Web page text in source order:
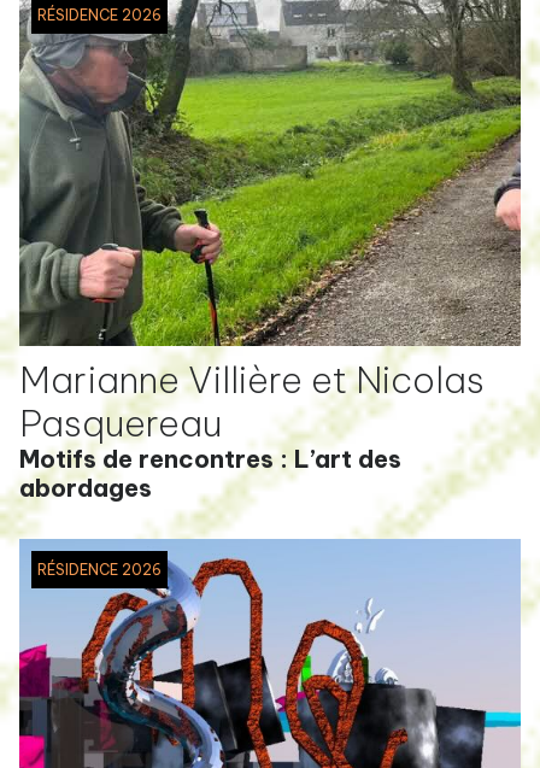
RÉSIDENCE 2026
Marianne Villière et Nicolas
Pasquereau
Motifs de rencontres : L’art des
abordages
RÉSIDENCE 2026